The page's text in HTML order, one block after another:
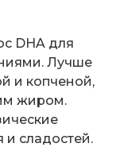
DHA для
Лучше
и копченой,
жиром.
сладостей.